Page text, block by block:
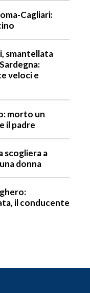
Cagliari:
smantellata
veloci e
morto un
il padre
scogliera a
donna
il conducente